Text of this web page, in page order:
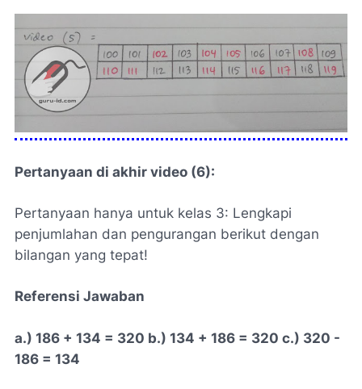
Pertanyaan di akhir video (6):
Pertanyaan hanya untuk kelas 3: Lengkapi
penjumlahan dan pengurangan berikut dengan
bilangan yang tepat!
Referensi Jawaban
a.) 186 + 134 = 320 b.) 134 + 186 = 320 c.) 320 -
186 = 134